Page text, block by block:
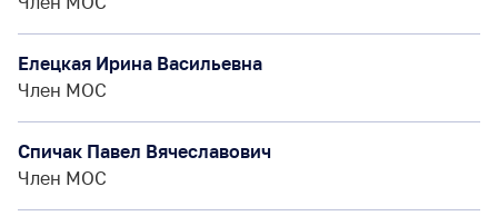
Елецкая Ирина Васильевна
Член МОС
Спичак Павел Вячеславович
Член МОС